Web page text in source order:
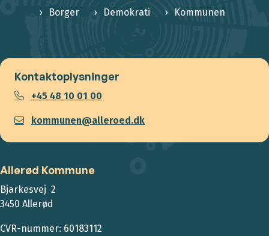
Borger Demokrati Kommunen
Kontaktoplysninger
+45 48 10 01 00
kommunen@alleroed.dk
Allerød Kommune
Bjarkesvej 2
3450 Allerød
CVR-nummer: 60183112